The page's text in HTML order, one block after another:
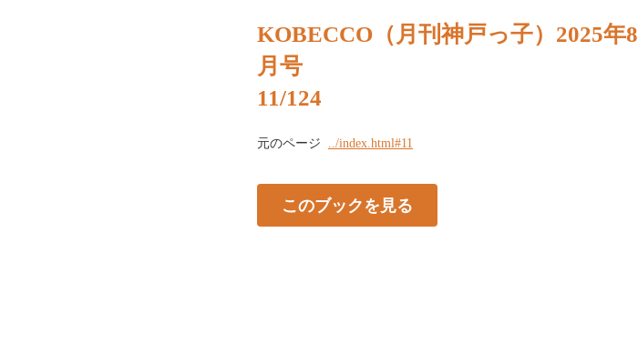
KOBECCO（月刊神戸っ子）2025年8
月号
11/124
元のページ ../index.html#11
このブックを見る